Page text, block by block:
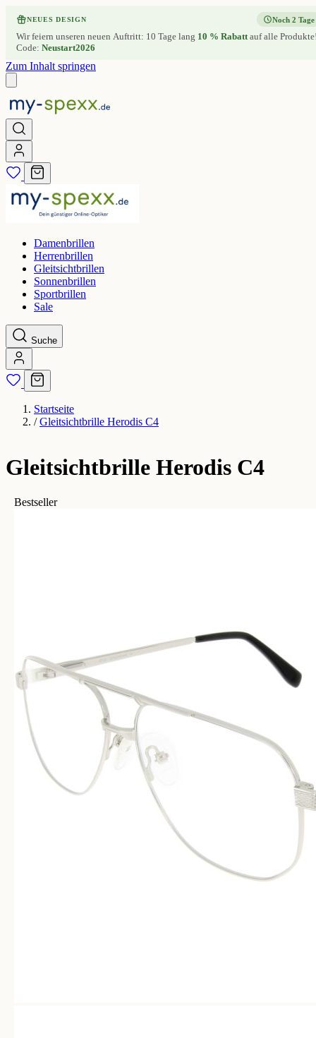
NEUES DESIGN
Wir feiern unseren neuen Auftritt: 10 Tage lang 10 % Rabattauf alle
Code: Neustart2026
Noch 2 Tage
Zum Inhalt springen
Damenbrillen
Herrenbrillen
Gleitsichtbrillen
Sonnenbrillen
Sportbrillen
Sale
Suche
Startseite
/ Gleitsichtbrille Herodis C4
Gleitsichtbrille Herodis C4
Bestseller